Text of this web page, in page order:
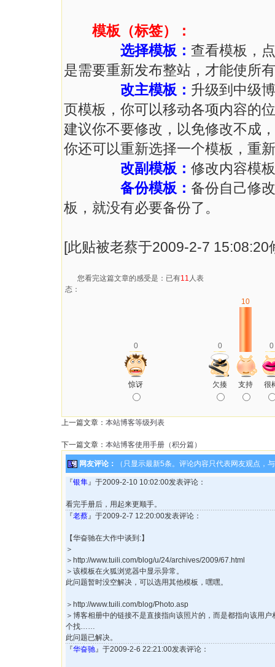
模板（标签）：
选择模板： 查看模板，
是需要重新发布整站，才能使所
改主模板： 升级到中级
页模板，你可以移动各项内容的
建议你不要修改，以免修改不成
你还可以重新选择一个模板，重
改副模板： 修改内容模
备份模板： 备份自己修
板，就没有必要备份了。
[此贴被老蔡于2009-2-7 15:08:20
您看完这篇文章的感受是：已有11 人表
态：
0 0
10
0
惊讶 欠揍 支持 很
上一篇文章： 本站博客等级列表
下一篇文章： 本站博客使用手册（积分篇）
网友评论： （只显示最新5条。评论内容只代表网友观点，
『银隼』于2009-2-10 10:02:00发表评论：
看完手册后，用起来更顺手。
『老蔡』于2009-2-7 12:20:00发表评论：
【华奋驰在大作中谈到:】
＞
＞http://www.tuili.com/blog/u/24/archives/2009/67.html
＞该模板在火狐浏览器中显示异常。
此问题暂时没空解决，可以选用其他模板，嘿嘿。
＞http://www.tuili.com/blog/Photo.asp
＞博客相册中的链接不是直接指向该照片的，而是都指向该用
个找……
此问题已解决。
『华奋驰』于2009-2-6 22:21:00发表评论：